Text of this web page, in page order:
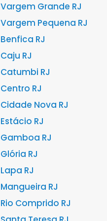
Grande RJ
Pequena RJ
RJ
RJ
RJ
RJ
Nova RJ
RJ
RJ
RJ
RJ
RJ
Comprido RJ